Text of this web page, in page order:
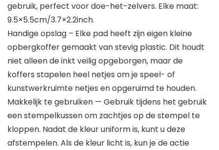
gebruik, perfect voor doe-het-zelvers. Elke maat:
9.5×5.5cm/3.7×2.2inch.
Handige opslag – Elke pad heeft zijn eigen kleine
opbergkoffer gemaakt van stevig plastic. Dit houdt
niet alleen de inkt veilig opgeborgen, maar de
koffers stapelen heel netjes om je speel- of
kunstwerkruimte netjes en opgeruimd te houden.
Makkelijk te gebruiken — Gebruik tijdens het gebruik
een stempelkussen om zachtjes op de stempel te
kloppen. Nadat de kleur uniform is, kunt u deze
afstempelen. Als de kleur licht is, kun je de actie